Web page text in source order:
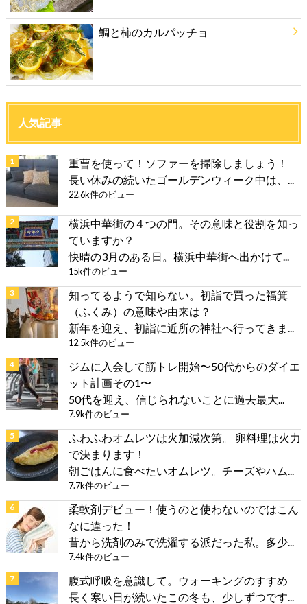
鯛と柿のカルパッチョ
人気記事
重曹を使って！ソファーを掃除しましょう！
長い休みの続いたゴールデンウィーク中は、...
22.6k件のビュー
横浜中華街の４つの門。その意味と役割を知っ
ていますか？
快晴の3月のある日。横浜中華街へ出かけて...
15k件のビュー
知ってるようで知らない。初詣で買った福箕
（ふくみ）の意味や由来は？
新年を迎え、初詣に近所の神社へ行ってきま...
12.5k件のビュー
ジムに入会して筋トレ開始〜50代からのダイエ
ット計画その1〜
50代を迎え、信じられないことに過去最大...
7.9k件のビュー
ふわふわオムレツは火加減次第。 卵料理は火力
で決まります！
朝ごはんに食べたいオムレツ。チーズやハム...
7.7k件のビュー
柔軟剤デビュー！使うのと使わないのではこん
なに違った！
昔から洗剤のみで洗濯する派だった私。多少...
7.4k件のビュー
腹式呼吸を意識して。ウォーキングのすすめ
長く寒い日が続いたこの冬も、少しずつです...